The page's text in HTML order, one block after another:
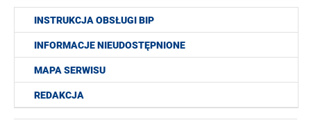
INSTRUKCJA OBSŁUGI BIP
INFORMACJE NIEUDOSTĘPNIONE
MAPA SERWISU
REDAKCJA